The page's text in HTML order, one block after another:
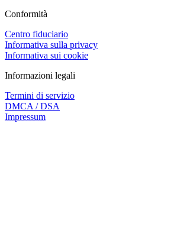
Conformità
Centro fiduciario
Informativa sulla privacy
Informativa sui cookie
Informazioni legali
Termini di servizio
DMCA / DSA
Impressum